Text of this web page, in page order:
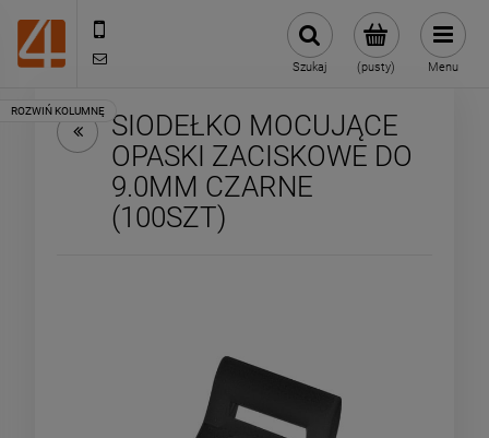
(pusty)
Szukaj Menu
SIODEŁKO MOCUJĄCE
OPASKI ZACISKOWE DO
9.0MM CZARNE
(100SZT)